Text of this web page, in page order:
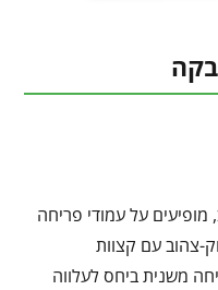
מופיעים על עמודי פריחה
צהוב עם קצוות
משנית ביחס לעלווה